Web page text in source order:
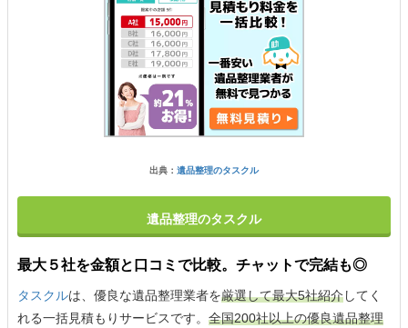
出典： 遺品整理のタスクル
遺品整理のタスクル
最大５社を金額と口コミで比較。チャットで完結も◎
タスクルは、優良な遺品整理業者を厳選して最大5社紹介してく
れる一括見積もりサービスです。 全国200社以上の優良遺品整理